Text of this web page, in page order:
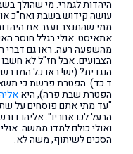
היהדות לגמרי. מי שהולך
עושה קידוש בשבת ואח"כ
ממי שהתנצר ועזב את
אתאיסט. אולי בגלל חוסר
מהשפעה רעה. ראו גם דברי
הצבועים. אבל חז"ל לא
הנגדית? (יש! ראו כל
ד כד). הפטרת פרשת כי
הפטרת שבת פרה), היא
"עד מתי אתם פוסחים על
הבעל לכו אחריו". אליהו
ואולי כולם למדו ממשה.
הסכים לשיתוף, משה לא.